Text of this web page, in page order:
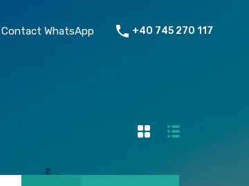
Despre mine Contact Contact WhatsApp
Contact WhatsApp +40 745 270 117